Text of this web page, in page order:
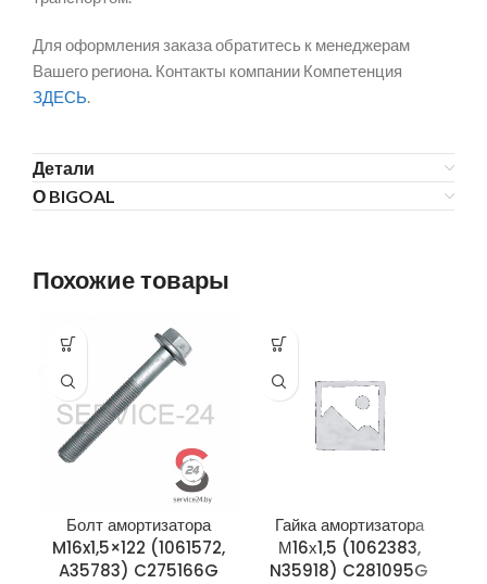
Для оформления заказа обратитесь к менеджерам
Вашего региона. Контакты компании Компетенция
ЗДЕСЬ.
Детали
О BIGOAL
Похожие товары
Болт амортизатора
M16x1,5×122 (1061572,
A35783) C275166G
Гайка амортизатора
М16х1,5 (1062383,
N35918) C281095G